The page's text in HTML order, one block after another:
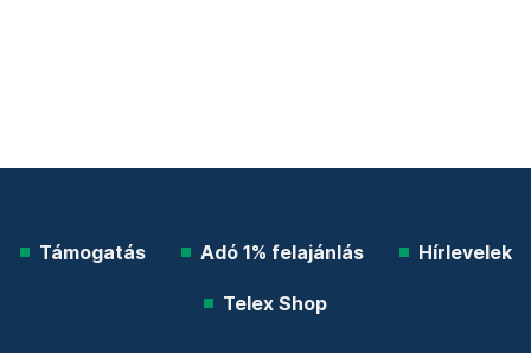
Támogatás Adó 1% felajánlás Hírlevelek
Telex Shop